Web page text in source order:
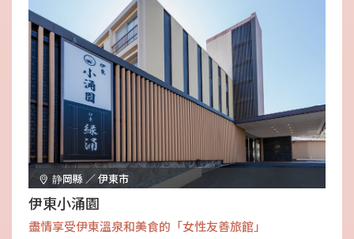
静岡縣 ／ 伊東市
伊東小涌園
盡情享受伊東溫泉和美食的「女性友善旅館」